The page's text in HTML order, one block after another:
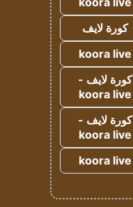
كورة لايف
koora live
كورة لايف -
koora live
كورة لايف -
koora live
koora live